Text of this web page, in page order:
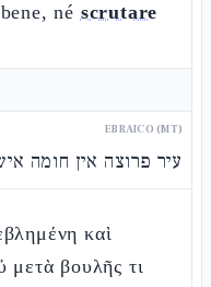
né scrutare
EBRAICO (MT)
עיר פרוצה אין חומה
καὶ
μετὰ βουλῆς τι